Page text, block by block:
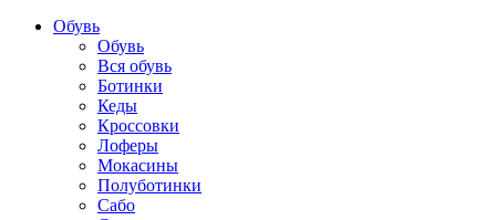
Обувь
Обувь
Вся обувь
Ботинки
Кеды
Кроссовки
Лоферы
Мокасины
Полуботинки
Сабо